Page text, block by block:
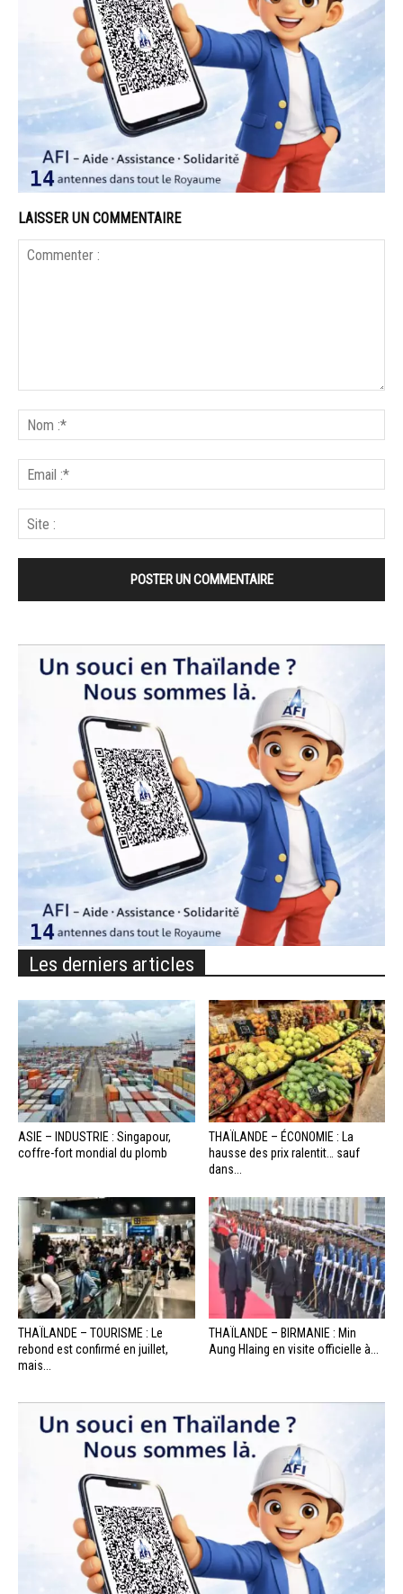
LAISSER UN COMMENTAIRE
Les derniers articles
ASIE – INDUSTRIE : Singapour,
coffre-fort mondial du plomb
THAÏLANDE – ÉCONOMIE : La
hausse des prix ralentit… sauf
dans...
THAÏLANDE – TOURISME : Le
rebond est confirmé en juillet,
mais...
THAÏLANDE – BIRMANIE : Min
Aung Hlaing en visite officielle à...